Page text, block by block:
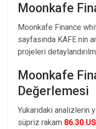
Moonkafe
Moonkafe Finance
sayfasında KAFE nin
projeleri
Moonkafe
Değerlemesi
Yukarıdaki analizlerin
süpriz rakam 86.30